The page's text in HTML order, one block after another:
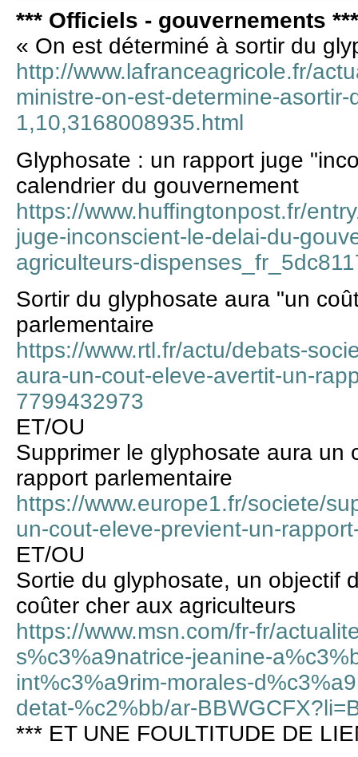
*** Officiels - gouvernements ***
« On est déterminé à sortir du
http://www.lafranceagricole.fr/
ministre-on-est-determine-
1,10,3168008935.html
Glyphosate : un rapport juge
calendrier du gouvernement
https://www.huffingtonpost.fr/
juge-inconscient-le-delai-du-
agriculteurs-
Sortir du glyphosate aura "un
parlementaire
https://www.rtl.fr/actu/debats-
aura-un-cout-eleve-avertit-un-
7799432973
ET/OU
Supprimer le glyphosate aura un
rapport parlementaire
https://www.europe1.fr/societe/
un-cout-eleve-previent-un-
ET/OU
Sortie du glyphosate, un objectif
coûter cher aux agriculteurs
https://www.msn.com/fr-fr/
s%c3%a9natrice-jeanine-
int%c3%a9rim-morales-
detat-%c2%bb/ar-
*** ET UNE FOULTITUDE DE